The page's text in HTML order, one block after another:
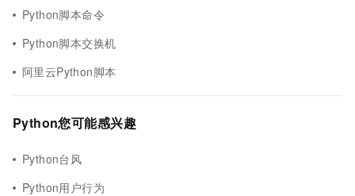
Python脚本命令
Python脚本交换机
阿里云Python脚本
Python您可能感兴趣
Python台风
Python用户行为